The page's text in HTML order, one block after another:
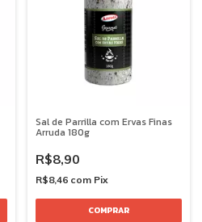
Sal de Parrilla com Ervas Finas
Arruda 180g
R$8,90
R$8,46 com Pix